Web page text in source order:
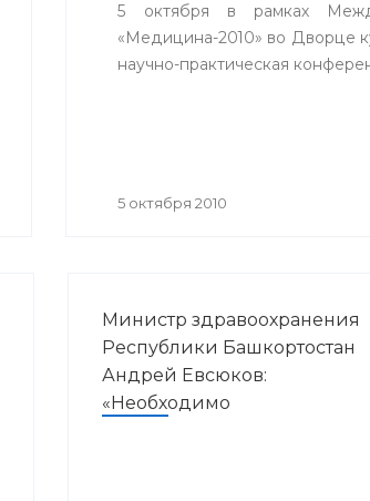
5 октября в рамках
«Медицина-2010» во Дворце
научно-практическая
5 октября 2010
Министр здравоохранения
Республики Башкортостан
Андрей Евсюков:
«Необходимо